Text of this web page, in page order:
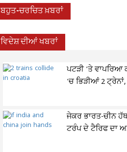
ਬਹੁਤ-ਚਰਚਿਤ ਖ਼ਬਰਾਂ
ਵਿਦੇਸ਼ ਦੀਆਂ ਖਬਰਾਂ
ਪਟੜੀ 'ਤੇ
'ਚ ਭਿੜੀਆਂ 2
ਜੇਕਰ ਭਾਰਤ-ਚੀਨ
ਟਰੰਪ ਦੇ ਟੈਰਿਫ ਦਾ